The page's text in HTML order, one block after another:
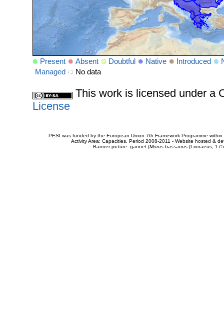
Present Absent Doubtful Native Introduced
Managed
No data
This work is licensed under a
License
PESI was funded by the European Union 7th Framework Programme
Activity Area: Capacities. Period 2008-2011 - Website hosted &
Banner picture: gannet (Morus bassanus(Linnaeus,